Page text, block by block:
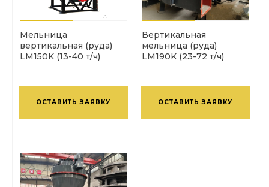
Мельница
вертикальная (руда)
LM150K (13-40 т/ч)
ОСТАВИТЬ ЗАЯВКУ
Вертикальная
мельница (руда)
LM190K (23-72 т/ч)
ОСТАВИТЬ ЗАЯВКУ